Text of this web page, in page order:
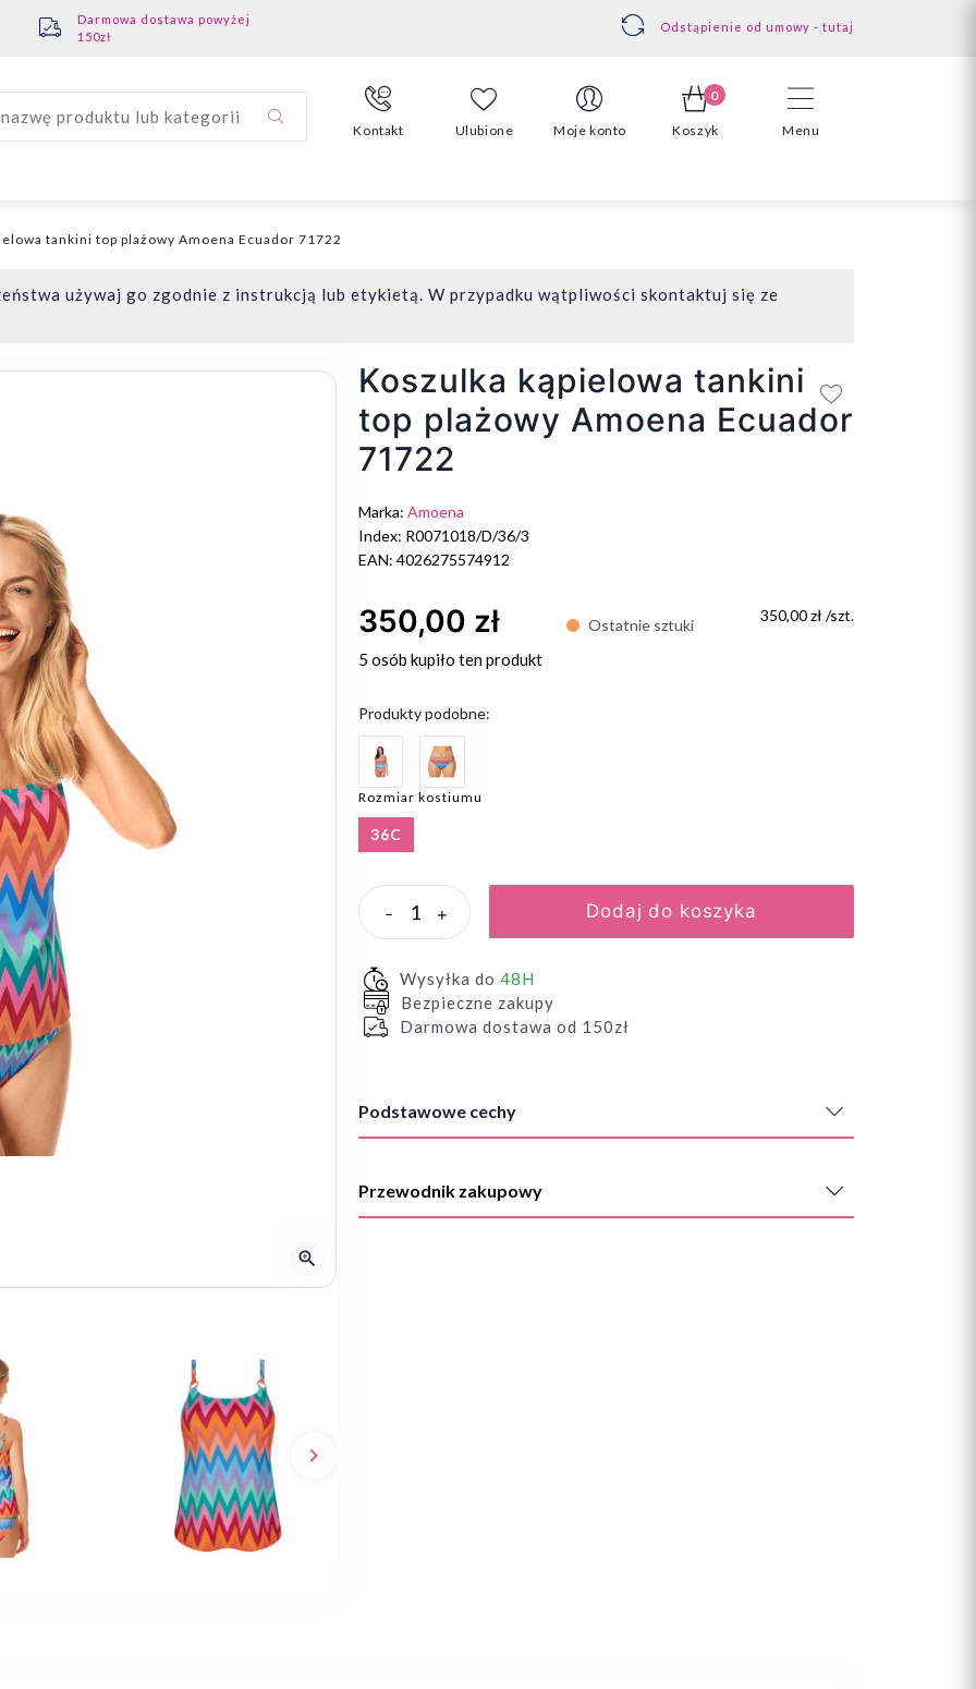
Darmowa dostawa powyżej
150zł
Odstąpienie od umowy - tutaj
Menu
produktu lub kategorii
Kontakt Ulubione Moje konto
0
Koszyk
tankini top plażowy Amoena Ecuador 71722
używaj go zgodnie z instrukcją lub etykietą. W przypadku wątpliwości skontaktuj się ze
zoom_in
keyboard_arrow_right
Koszulka kąpielowa tankini
top plażowy Amoena Ecuador
71722
Marka: Amoena
Index: R0071018/D/36/3
EAN: 4026275574912
350,00 zł Ostatnie sztuki
350,00 zł /szt.
5 osób kupiło ten produkt
Produkty podobne:
Rozmiar kostiumu
36C
- + Dodaj do koszyka
Wysyłka do 48H
Bezpieczne zakupy
Darmowa dostawa od 150zł
Podstawowe cechy
Przewodnik zakupowy